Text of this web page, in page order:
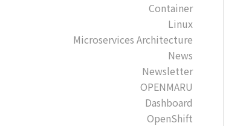
Container
Linux
Microservices Architecture
News
Newsletter
OPENMARU
Dashboard
OpenShift